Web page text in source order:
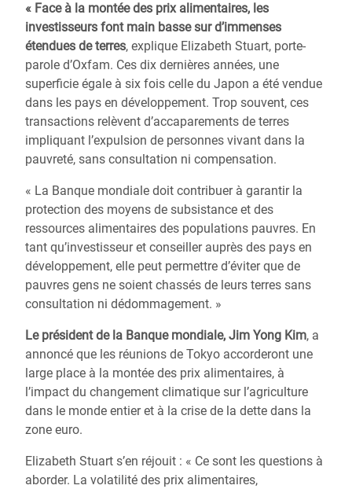
« Face à la montée des prix alimentaires, les
investisseurs font main basse sur d’immenses
étendues de terres, explique Elizabeth Stuart, porte-
parole d’Oxfam. Ces dix dernières années, une
superficie égale à six fois celle du Japon a été vendue
dans les pays en développement. Trop souvent, ces
transactions relèvent d’accaparements de terres
impliquant l’expulsion de personnes vivant dans la
pauvreté, sans consultation ni compensation.
« La Banque mondiale doit contribuer à garantir la
protection des moyens de subsistance et des
ressources alimentaires des populations pauvres. En
tant qu’investisseur et conseiller auprès des pays en
développement, elle peut permettre d’éviter que de
pauvres gens ne soient chassés de leurs terres sans
consultation ni dédommagement. »
Le président de la Banque mondiale, Jim Yong Kim, a
annoncé que les réunions de Tokyo accorderont une
large place à la montée des prix alimentaires, à
l’impact du changement climatique sur l’agriculture
dans le monde entier et à la crise de la dette dans la
zone euro.
Elizabeth Stuart s’en réjouit : « Ce sont les questions à
aborder. La volatilité des prix alimentaires,